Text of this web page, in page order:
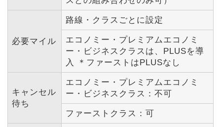
必要マイル
路線・クラスごとに設定
エコノミー・プレミアムエコノミ
ー・ビジネスクラスは、PLUSを導
入 ＊ファーストはPLUSなし
キャンセル
待ち
エコノミー・プレミアムエコノミ
ー・ビジネスクラス：不可
ファーストクラス：可